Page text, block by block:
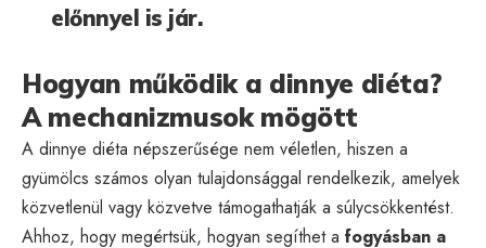
előnnyel is jár.
Hogyan működik a dinnye diéta?
A mechanizmusok mögött
A dinnye diéta népszerűsége nem véletlen, hiszen a
gyümölcs számos olyan tulajdonsággal rendelkezik, amelyek
közvetlenül vagy közvetve támogathatják a súlycsökkentést.
Ahhoz, hogy megértsük, hogyan segíthet a fogyásban a